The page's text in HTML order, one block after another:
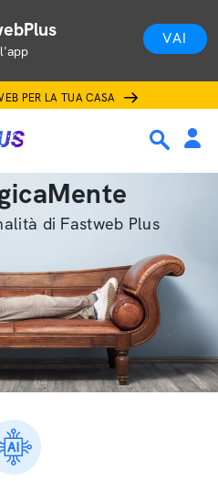
VAI
PER LA TUA CASA
di Fastweb Plus